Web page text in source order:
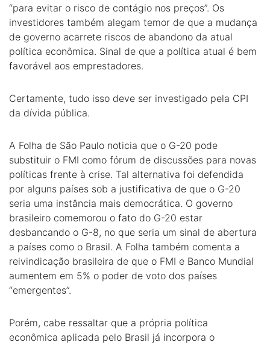
“para evitar o risco de contágio nos preços”. Os
investidores também alegam temor de que a mudança
de governo acarrete riscos de abandono da atual
política econômica. Sinal de que a política atual é bem
favorável aos emprestadores.
Certamente, tudo isso deve ser investigado pela CPI
da dívida pública.
A Folha de São Paulo noticia que o G-20 pode
substituir o FMI como fórum de discussões para novas
políticas frente à crise. Tal alternativa foi defendida
por alguns países sob a justificativa de que o G-20
seria uma instância mais democrática. O governo
brasileiro comemorou o fato do G-20 estar
desbancando o G-8, no que seria um sinal de abertura
a países como o Brasil. A Folha também comenta a
reivindicação brasileira de que o FMI e Banco Mundial
aumentem em 5% o poder de voto dos países
“emergentes”.
Porém, cabe ressaltar que a própria política
econômica aplicada pelo Brasil já incorpora o